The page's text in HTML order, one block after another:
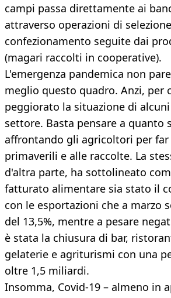
campi passa direttamente ai
attraverso operazioni di
confezionamento seguite dai
(magari raccolti in cooperative).
L'emergenza pandemica non
meglio questo quadro. Anzi, per
peggiorato la situazione di
settore. Basta pensare a quanto
affrontando gli agricoltori per
primaverili e alle raccolte. La
d'altra parte, ha sottolineato
fatturato alimentare sia stato il
con le esportazioni che a marzo
del 13,5%, mentre a pesare
è stata la chiusura di bar,
gelaterie e agriturismi con una
oltre 1,5 miliardi.
Insomma, Covid-19 – almeno in